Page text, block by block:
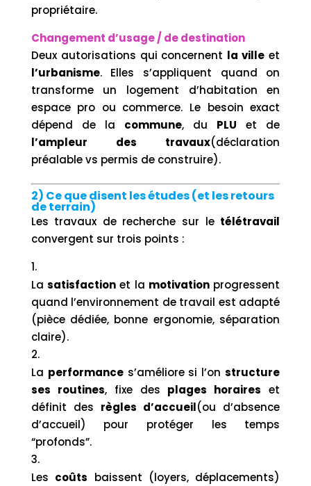
propriétaire.
Changement d’usage / de destination
Deux autorisations qui concernent la ville et
l’urbanisme. Elles s’appliquent quand on
transforme un logement d’habitation en
espace pro ou commerce. Le besoin exact
dépend de la commune, du PLU et de
l’ampleur des travaux(déclaration
préalable vs permis de construire).
2) Ce que disent les études (et les retours
de terrain)
Les travaux de recherche sur le télétravail
convergent sur trois points :
Lasatisfaction et la motivationprogressent
quand l’environnement de travail est adapté
(pièce dédiée, bonne ergonomie, séparation
claire).
La performances’améliore si l’onstructure
ses routines, fixe des plages horaires et
définit des règles d’accueil(ou d’absence
d’accueil) pour protéger les temps
“profonds”.
Les coûts baissent (loyers, déplacements)